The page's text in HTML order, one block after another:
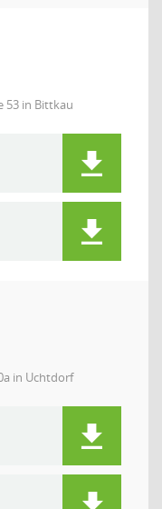
53 in Bittkau
in Uchtdorf